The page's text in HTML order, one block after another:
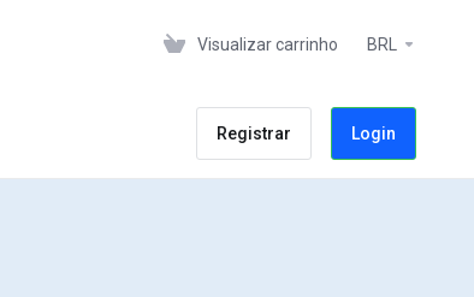
Visualizar carrinho BRL
Registrar Login